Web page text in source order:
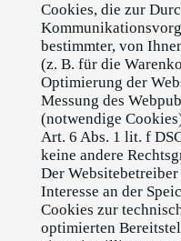
Cookies, die zur
bestimmter, von
(z. B. für die
Optimierung der
Messung des
(notwendige
Art. 6 Abs. 1 lit. f
keine andere
Der
Interesse an der
Cookies zur
optimierten